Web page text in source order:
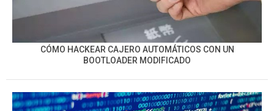
CÓMO HACKEAR CAJERO AUTOMÁTICOS CON UN
BOOTLOADER MODIFICADO